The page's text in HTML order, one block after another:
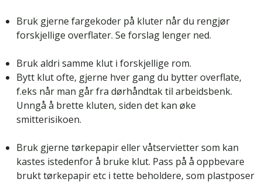
Bruk gjerne fargekoder på kluter når du rengjør
forskjellige overflater. Se forslag lenger ned.
Bruk aldri samme klut i forskjellige rom.
Bytt klut ofte, gjerne hver gang du bytter overflate,
f.eks når man går fra dørhåndtak til arbeidsbenk.
Unngå å brette kluten, siden det kan øke
smitterisikoen.
Bruk gjerne tørkepapir eller våtservietter som kan
kastes istedenfor å bruke klut. Pass på å oppbevare
brukt tørkepapir etc i tette beholdere, som plastposer